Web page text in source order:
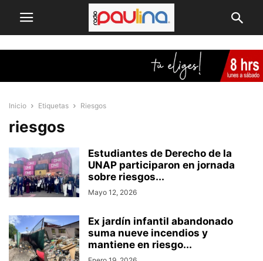
Inicio Etiquetas Riesgos
riesgos
Estudiantes de Derecho de la
UNAP participaron en jornada
sobre riesgos...
Mayo 12, 2026
Ex jardín infantil abandonado
suma nueve incendios y
mantiene en riesgo...